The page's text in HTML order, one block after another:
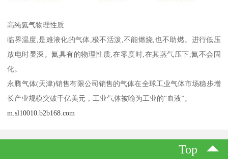
高纯氦气物理性质
临界温度,是难液化的气体,极不活泼,不能燃烧,也不助燃。进行低压
放电时显深。氦具有的物理性质,在零度时,在其蒸气压下,氦不会固
化。
永腾气体(天津)销售有限公司销售的气体在全球工业气体市场稳步增
长产业规模突破千亿美元，工业气体被喻为工业的“血液”。
m.sl10010.b2b168.com
Top